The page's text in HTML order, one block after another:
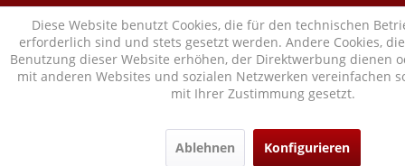
Diese Website benutzt Cookies, die für den technischen
erforderlich sind und stets gesetzt werden. Andere Cookies,
Benutzung dieser Website erhöhen, der Direktwerbung dienen
mit anderen Websites und sozialen Netzwerken vereinfachen
mit Ihrer Zustimmung gesetzt.
Ablehnen Konfigurieren